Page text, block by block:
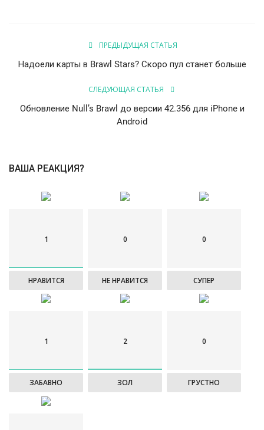
ПРЕДЫДУЩАЯ СТАТЬЯ
Надоели карты в Brawl Stars? Скоро пул станет больше
СЛЕДУЮЩАЯ СТАТЬЯ
Обновление Null’s Brawl до версии 42.356 для iPhone и
Android
ВАША РЕАКЦИЯ?
1
НРАВИТСЯ
0
НЕ НРАВИТСЯ
0
СУПЕР
1
ЗАБАВНО
2
ЗОЛ
0
ГРУСТНО